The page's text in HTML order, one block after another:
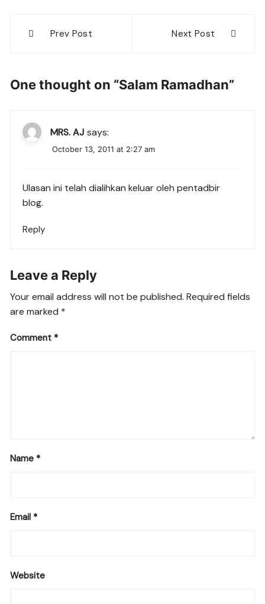
navigation
Prev Post Next Post
One thought on “Salam Ramadhan”
MRS. AJ says:
October 13, 2011 at 2:27 am
Ulasan ini telah dialihkan keluar oleh pentadbir
blog.
Reply
Leave a Reply
Your email address will not be published. Required fields
are marked *
Comment *
Name *
Email *
Website